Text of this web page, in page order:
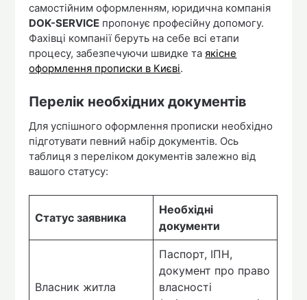
самостійним оформленням, юридична компанія
DOK-SERVICE пропонує професійну допомогу.
Фахівці компанії беруть на себе всі етапи
процесу, забезпечуючи швидке та якісне
оформлення прописки в Києві.
Перелік необхідних документів
Для успішного оформлення прописки необхідно
підготувати певний набір документів. Ось
таблиця з переліком документів залежно від
вашого статусу:
Статус заявника
Необхідні
документи
Власник житла
Паспорт, ІПН,
документ про право
власності